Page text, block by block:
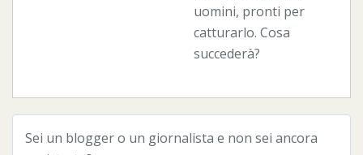
uomini, pronti per
catturarlo. Cosa
succederà?
Sei un blogger o un giornalista e non sei ancora